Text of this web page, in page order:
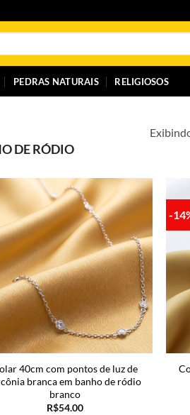
PEDRAS NATURAIS RELIGIOSOS
DE RÓDIO
40cm com pontos de luz de
branca em banho de ródio
branco
R$54.00
-